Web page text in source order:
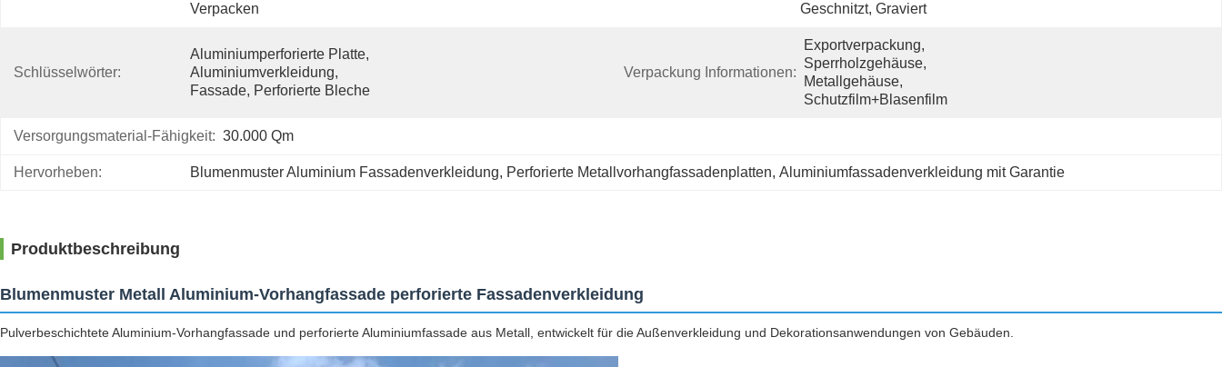
Verpacken
Geschnitzt, Graviert
Schlüsselwörter:
Aluminiumperforierte Platte,
Aluminiumverkleidung,
Fassade, Perforierte Bleche
Verpackung Informationen:
Exportverpackung,
Sperrholzgehäuse,
Metallgehäuse,
Schutzfilm+Blasenfilm
Versorgungsmaterial-Fähigkeit: 30.000 Qm
Hervorheben: Blumenmuster Aluminium Fassadenverkleidung, Perforierte Metallvorhangfassadenplatten, Aluminiumfassadenverkleidung mit Garantie
Produktbeschreibung
Blumenmuster Metall Aluminium-Vorhangfassade perforierte Fassadenverkleidung
Pulverbeschichtete Aluminium-Vorhangfassade und perforierte Aluminiumfassade aus Metall, entwickelt für die Außenverkleidung und Dekorationsanwendungen von Gebäuden.